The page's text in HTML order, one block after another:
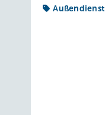
Außendienst